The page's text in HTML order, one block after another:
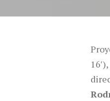
16′),